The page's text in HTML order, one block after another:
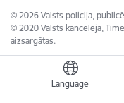
Language
© 2026 Valsts policija,
© 2020 Valsts kanceleja,
aizsargātas.